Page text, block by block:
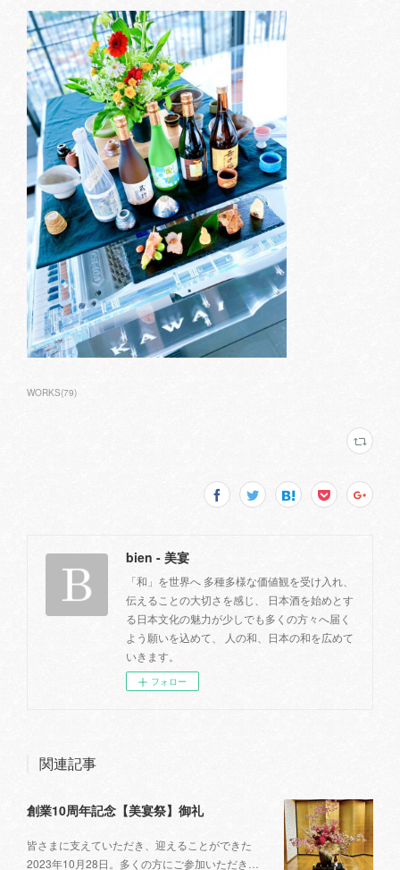
WORKS(79)
bien - 美宴
「和」を世界へ 多種多様な価値観を受け入れ、
伝えることの大切さを感じ、 日本酒を始めとす
る日本文化の魅力が少しでも多くの方々へ届く
よう願いを込めて、 人の和、日本の和を広めて
いきます。
フォロー
関連記事
創業10周年記念【美宴祭】御礼
皆さまに支えていただき、迎えることができた
2023年10月28日。多くの方にご参加いただき…